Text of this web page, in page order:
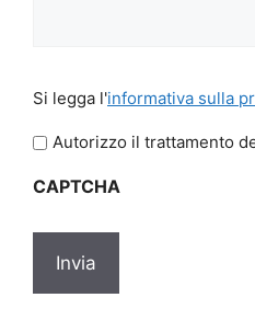
legga
l'informativa
privacy
Si legga l'informativa sulla
Autorizzo il trattamento
CAPTCHA